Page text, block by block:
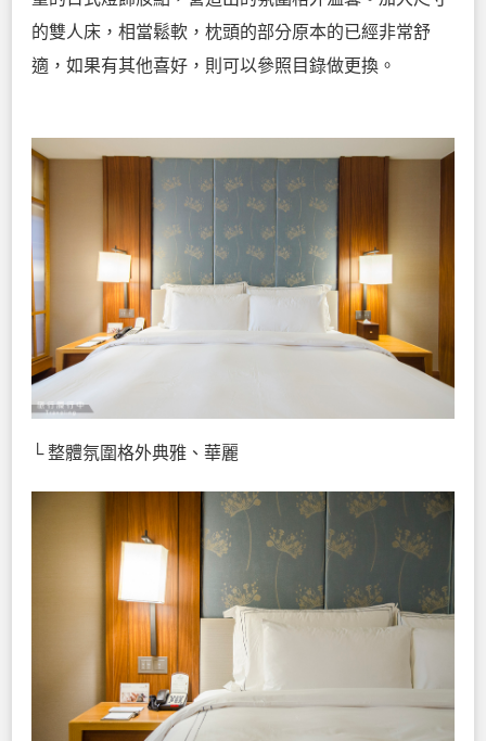
的雙人床，相當鬆軟，枕頭的部分原本的已經非常舒
適，如果有其他喜好，則可以參照目錄做更換。
└ 整體氛圍格外典雅、華麗